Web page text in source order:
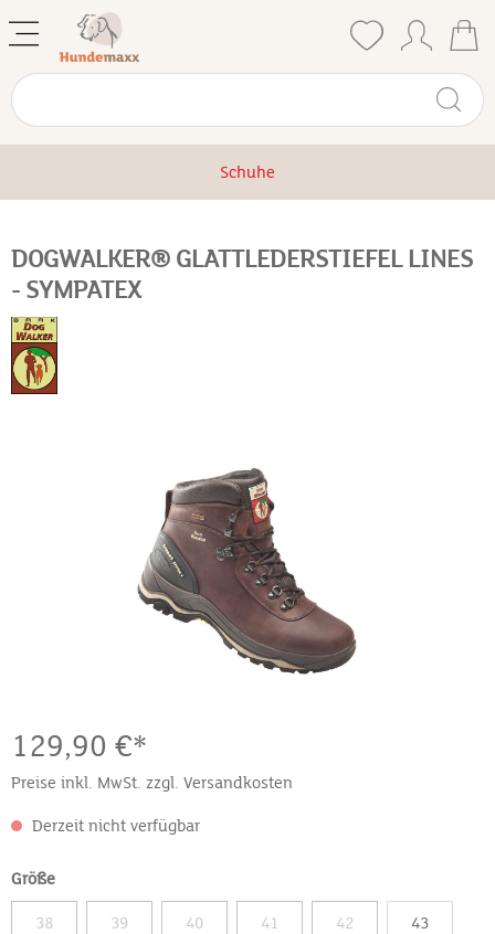
Schuhe
DOGWALKER® GLATTLEDERSTIEFEL LINES
- SYMPATEX
129,90 €*
Preise inkl. MwSt. zzgl. Versandkosten
Derzeit nicht verfügbar
Größe
38 39 40 41 42 43